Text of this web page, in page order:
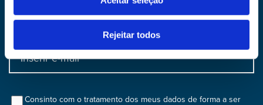
Rejeitar todos
Faça parte do nosso dia, subscreva a nossa
newsletter
Input
bootstrap
colConsinto com o tratamento dos meus dados de forma a ser